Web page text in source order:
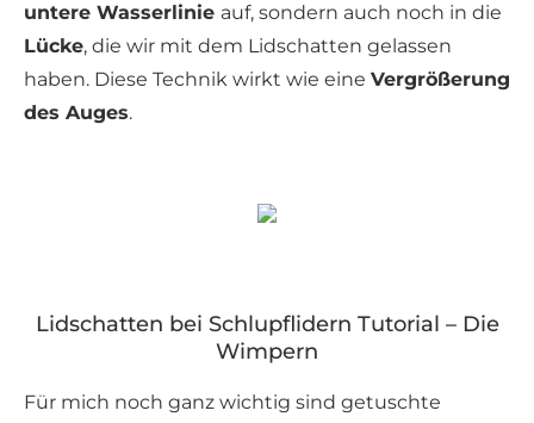
untere Wasserlinie auf, sondern auch noch in die
Lücke, die wir mit dem Lidschatten gelassen
haben. Diese Technik wirkt wie eine Vergrößerung
des Auges.
Lidschatten bei Schlupflidern Tutorial – Die
Wimpern
Für mich noch ganz wichtig sind getuschte